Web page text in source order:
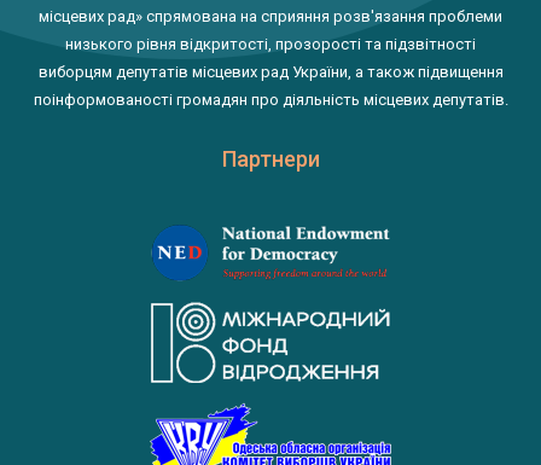
місцевих рад» спрямована на сприяння розв'язання проблеми
низького рівня відкритості, прозорості та підзвітності
виборцям депутатів місцевих рад України, а також підвищення
поінформованості громадян про діяльність місцевих депутатів.
Партнери